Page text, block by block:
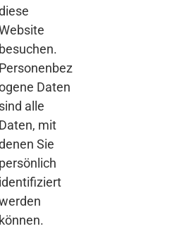
besuchen.
Personenbez
Daten
sind alle
Daten, mit
Sie
persönlich
identifiziert
können.